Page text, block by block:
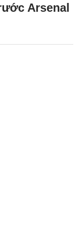
Arsenal